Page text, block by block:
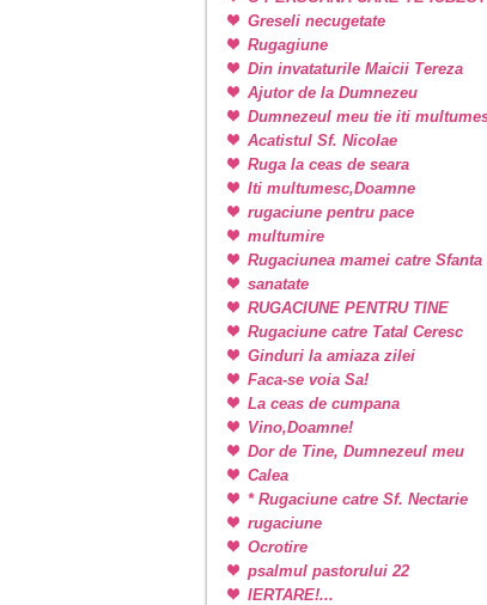
Greseli necugetate
Rugagiune
Din invataturile Maicii Tereza
Ajutor de la Dumnezeu
Dumnezeul meu tie iti
Acatistul Sf. Nicolae
Ruga la ceas de seara
Iti multumesc,Doamne
rugaciune pentru pace
multumire
Rugaciunea mamei catre Sfanta
sanatate
RUGACIUNE PENTRU TINE
Rugaciune catre Tatal Ceresc
Ginduri la amiaza zilei
Faca-se voia Sa!
La ceas de cumpana
Vino,Doamne!
Dor de Tine, Dumnezeul meu
Calea
* Rugaciune catre Sf. Nectarie
rugaciune
Ocrotire
psalmul pastorului 22
IERTARE!...